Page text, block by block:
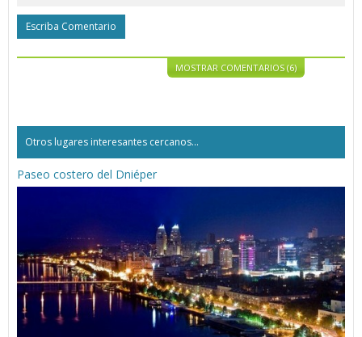
Escriba Comentario
MOSTRAR COMENTARIOS (6)
Otros lugares interesantes cercanos...
Paseo costero del Dniéper